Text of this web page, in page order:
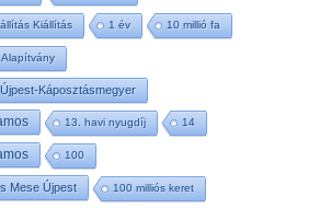
Kiállítás 1 év 10 millió fa
Alapítvány
Újpest-Káposztásmegyer
13. havi nyugdíj 14
100
Mese Újpest 100 milliós keret